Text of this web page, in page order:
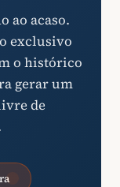
ao acaso.
exclusivo
o histórico
gerar um
de